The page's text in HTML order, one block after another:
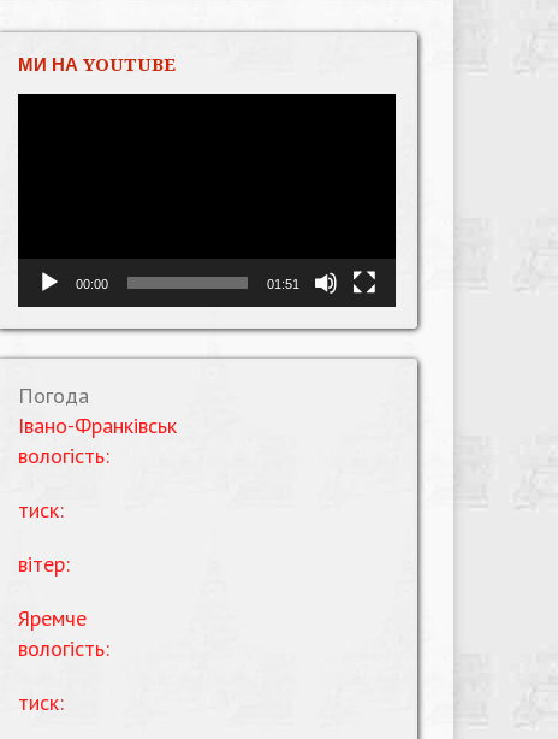
МИ НА YOUTUBE
00:00 01:51
Погода
Івано-Франківськ
вологість:
тиск:
вітер:
Яремче
вологість:
тиск: